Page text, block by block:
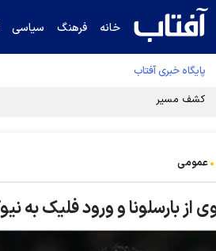
خانه فرهنگ سیاسی
پایگاه خبری آفتاب
کشف مسیر توقف‌ناپذیری سلول‌های سرطانی
عمومی
از بارسلونا و ورود فلیک به